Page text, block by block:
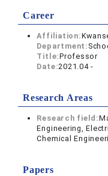
Career
Affiliation:
Department:
Title:Professor
Date:2021.04 -
Research Areas
Research field:
Engineering,
Chemical
Papers